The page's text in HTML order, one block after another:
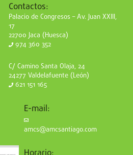
Contactos:
Palacio de Congresos – Av. Juan XXIII,
17
22700 Jaca (Huesca)
974 360 352
C/ Camino Santa Olaja, 24
24277 Valdelafuente (León)
621 151 165
E-mail:
amcs@amcsantiago.com